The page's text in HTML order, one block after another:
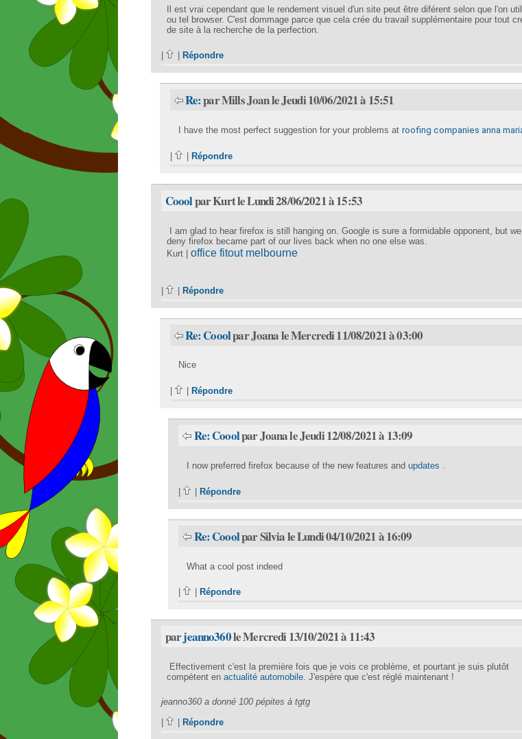
Il est vrai cependant que le rendement visuel d'un site peut être diférent selon que l'on
ou tel browser. C'est dommage parce que cela crée du travail supplémentaire pour tout
de site à la recherche de la perfection.
Répondre
Re:par Mills Joan le Jeudi 10/06/2021 à 15:51
I have the most perfect suggestion for your problems at roofing companies anna
Répondre
Cooolpar Kurt le Lundi 28/06/2021 à 15:53
I am glad to hear firefox is still hanging on. Google is sure a formidable opponent, but
deny firefox became part of our lives back when no one else was.
Kurt | office fitout melbourne
| | Répondre
Re: Cooolpar Joana le Mercredi 11/08/2021 à 03:00
Nice
Répondre
Re: Cooolpar Joana le Jeudi 12/08/2021 à 13:09
I now preferred firefox because of the new features andupdates
| Répondre
Re: Cooolpar Silvia le Lundi 04/10/2021 à 16:09
What a cool post indeed
| Répondre
parjeanno360le Mercredi 13/10/2021 à 11:43
Effectivement c'est la première fois que je vois ce problème, et pourtant je suis plutôt
compétent en actualité automobile. J'espère que c'est réglé maintenant !
jeanno360 a donné 100 pépites à tgtg
Répondre